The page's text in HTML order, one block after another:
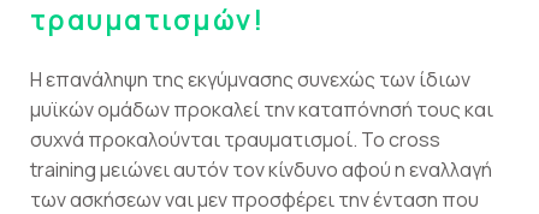
τραυματισμών!
Η επανάληψη της εκγύμνασης συνεχώς των ίδιων
μυϊκών ομάδων προκαλεί την καταπόνησή τους και
συχνά προκαλούνται τραυματισμοί. Το cross
training μειώνει αυτόν τον κίνδυνο αφού η εναλλαγή
των ασκήσεων ναι μεν προσφέρει την ένταση που